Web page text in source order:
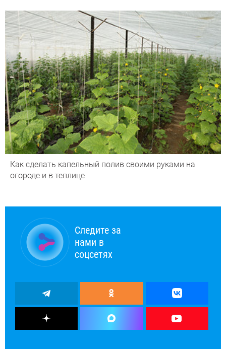
Как сделать капельный полив своими руками на
огороде и в теплице
Следите за
нами в
соцсетях